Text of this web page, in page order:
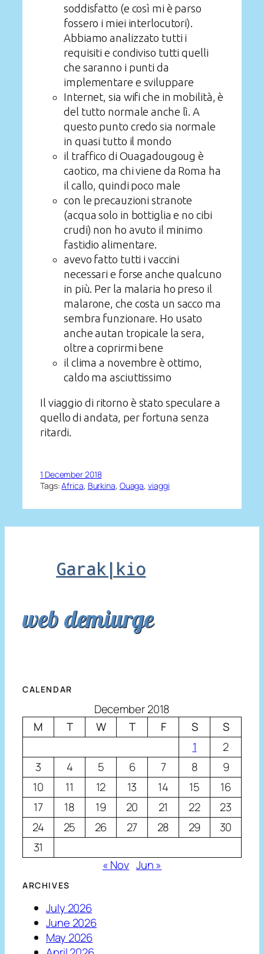
soddisfatto (e così mi è parso
fossero i miei interlocutori).
Abbiamo analizzato tutti i
requisiti e condiviso tutti quelli
che saranno i punti da
implementare e sviluppare
Internet, sia wifi che in mobilità, è
del tutto normale anche lì. A
questo punto credo sia normale
in quasi tutto il mondo
il traffico di Ouagadougoug è
caotico, ma chi viene da Roma ha
il callo, quindi poco male
con le precauzioni stranote
(acqua solo in bottiglia e no cibi
crudi) non ho avuto il minimo
fastidio alimentare.
avevo fatto tutti i vaccini
necessari e forse anche qualcuno
in più. Per la malaria ho preso il
malarone, che costa un sacco ma
sembra funzionare. Ho usato
anche autan tropicale la sera,
oltre a coprirmi bene
il clima a novembre è ottimo,
caldo ma asciuttissimo
Il viaggio di ritorno è stato speculare a
quello di andata, per fortuna senza
ritardi.
1 December 2018
Tags:Africa, Burkina, Ouaga, viaggi
Garak|kio
web demiurge
CALENDAR
December 2018
M
T W T F S
S
1
2
3
4 5 6 7 8
9
10
11 12 13 14 15
16
17
18 19 20 21 22
23
24
25 26 27 28 29
30
31
« Nov Jun »
ARCHIVES
July 2026
June 2026
May 2026